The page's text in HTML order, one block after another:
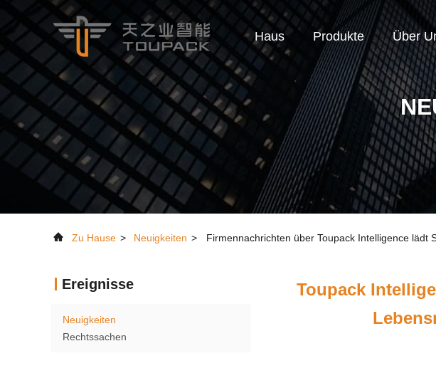
Haus Produkte Über
Zu Hause > Neuigkeiten > Firmennachrichten über Toupack Intelligence lädt
Ereignisse
Neuigkeiten
Rechtssachen
Toupack